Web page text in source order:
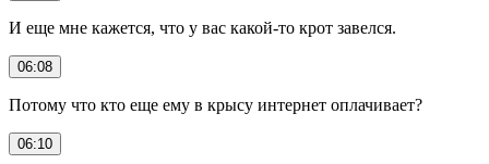
И еще мне кажется, что у вас какой-то крот завелся.
06:08
Потому что кто еще ему в крысу интернет оплачивает?
06:10